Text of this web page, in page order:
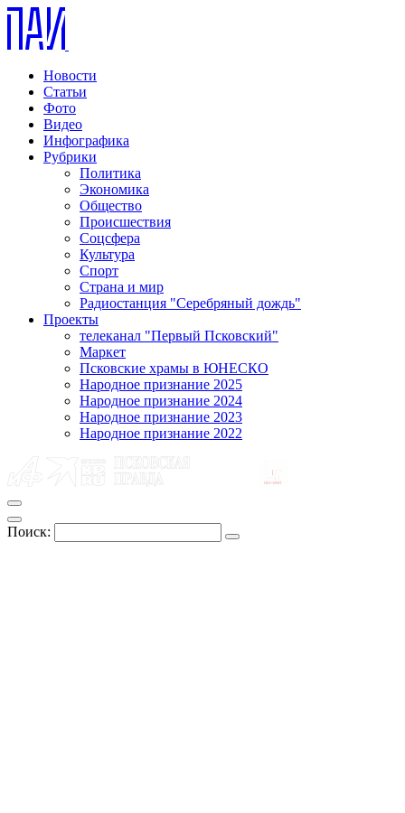
Новости
Статьи
Фото
Видео
Инфографика
Рубрики
Политика
Экономика
Общество
Происшествия
Соцсфера
Культура
Спорт
Страна и мир
Радиостанция "Серебряный дождь"
Проекты
телеканал "Первый Псковский"
Маркет
Псковские храмы в ЮНЕСКО
Народное признание 2025
Народное признание 2024
Народное признание 2023
Народное признание 2022
Поиск: